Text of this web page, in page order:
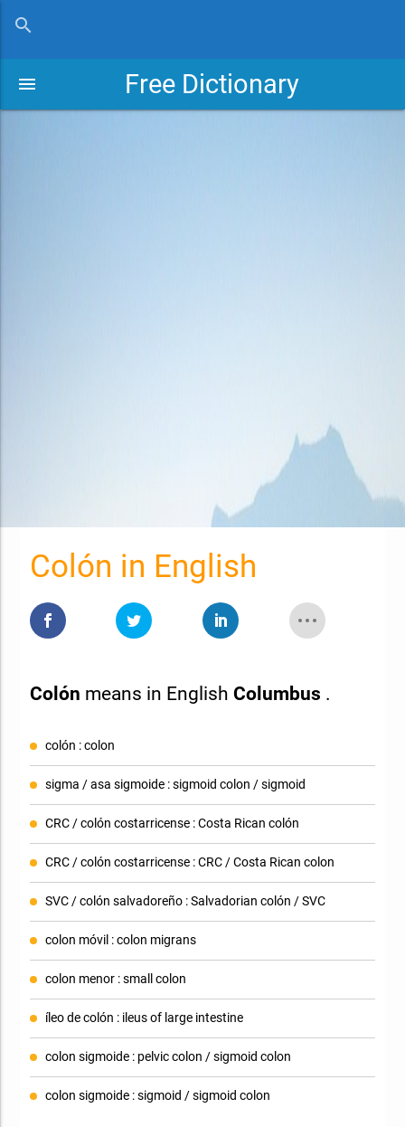
search
Free Dictionary
menu
Colón in English
Colón means in English Columbus .
colón : colon
sigma / asa sigmoide : sigmoid colon / sigmoid
CRC / colón costarricense : Costa Rican colón
CRC / colón costarricense : CRC / Costa Rican colon
SVC / colón salvadoreño : Salvadorian colón / SVC
colon móvil : colon migrans
colon menor : small colon
íleo de colón : ileus of large intestine
colon sigmoide : pelvic colon / sigmoid colon
colon sigmoide : sigmoid / sigmoid colon